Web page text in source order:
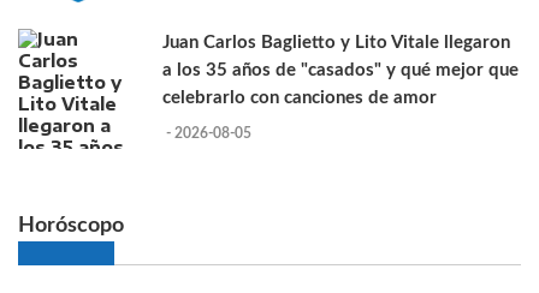
Juan Carlos Baglietto y Lito Vitale llegaron
a los 35 años de "casados" y qué mejor que
celebrarlo con canciones de amor
- 2026-08-05
Horóscopo